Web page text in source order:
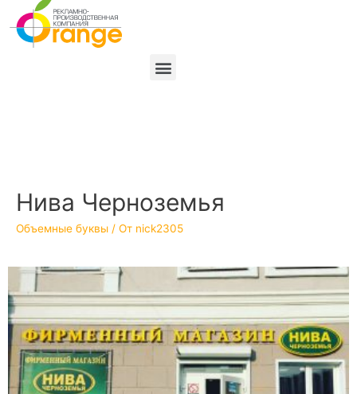
Нива Черноземья
Объемные буквы / От nick2305